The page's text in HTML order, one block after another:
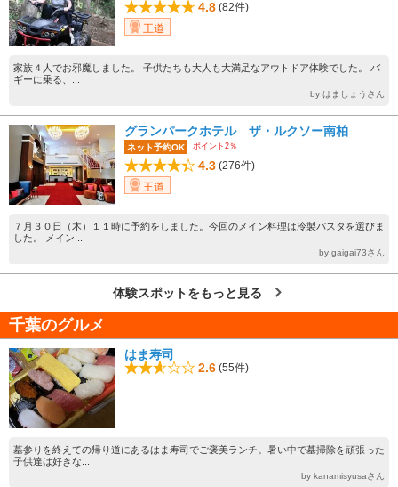
4.8 (82件)
王道
家族４人でお邪魔しました。 子供たちも大人も大満足なアウトドア体験でした。 バ
ギーに乗る、...
by はましょうさん
グランパークホテル ザ・ルクソー南柏
ネット予約OK ポイント2％
4.3 (276件)
王道
７月３０日（木）１１時に予約をしました。今回のメイン料理は冷製パスタを選びま
した。 メイン...
by gaigai73さん
体験スポットをもっと見る
千葉のグルメ
はま寿司
2.6 (55件)
墓参りを終えての帰り道にあるはま寿司でご褒美ランチ。暑い中で墓掃除を頑張った
子供達は好きな...
by kanamisyusaさん